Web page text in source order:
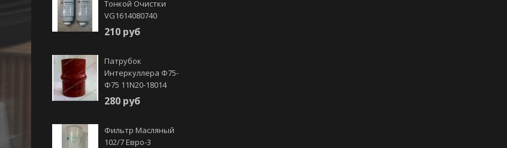
Тонкой Очистки
VG1614080740
210 руб
Патрубок
Интеркуллера Ф75-
Ф75 11N20-18014
280 руб
Фильтр Масляный
102/7 Евро-3